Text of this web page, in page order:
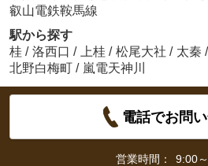
叡山電鉄鞍馬線
駅から探す
桂 / 洛西口 / 上桂 / 松尾大社 / 太秦 /
北野白梅町 / 嵐電天神川
電話でお問
営業時間：
9:00